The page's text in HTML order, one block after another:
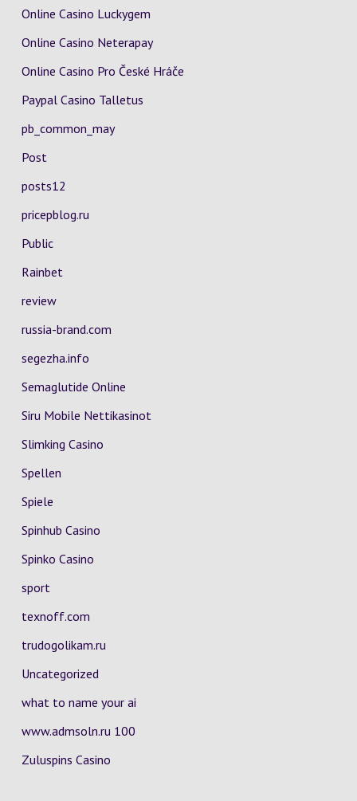
Online Casino Luckygem
Online Casino Neterapay
Online Casino Pro České Hráče
Paypal Casino Talletus
pb_common_may
Post
posts12
pricepblog.ru
Public
Rainbet
review
russia-brand.com
segezha.info
Semaglutide Online
Siru Mobile Nettikasinot
Slimking Casino
Spellen
Spiele
Spinhub Casino
Spinko Casino
sport
texnoff.com
trudogolikam.ru
Uncategorized
what to name your ai
www.admsoln.ru 100
Zuluspins Casino